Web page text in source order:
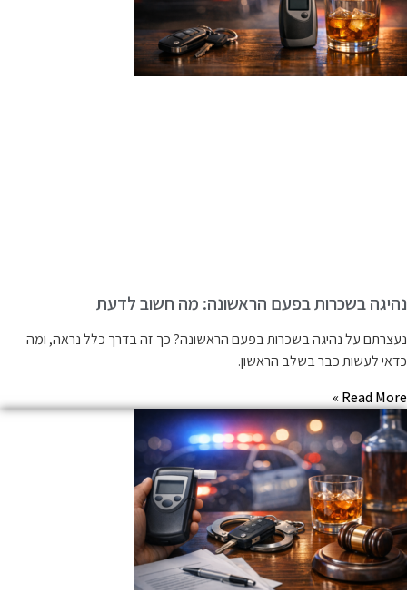
בשכרות בפעם הראשונה: מה חשוב לדעת
על נהיגה בשכרות בפעם הראשונה? כך זה בדרך כלל נראה, ומה
לעשות כבר בשלב הראשון.
Read More